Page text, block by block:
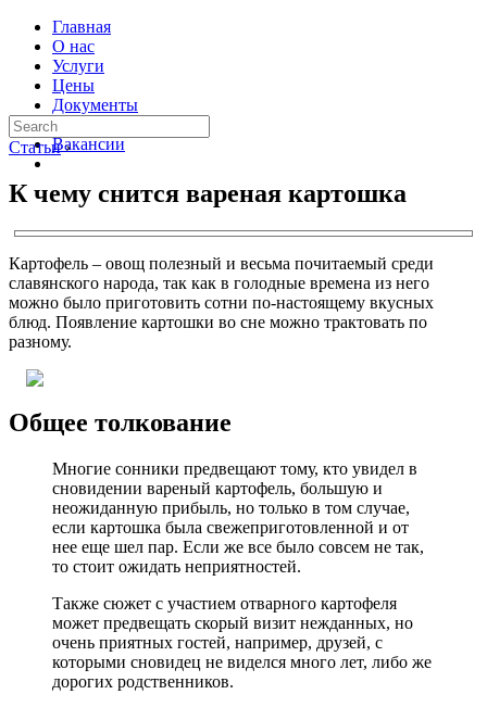
Главная
О нас
Услуги
Цены
Документы
Контакты
Вакансии
Статьи ›
К чему снится вареная картошка
Картофель – овощ полезный и весьма почитаемый среди
славянского народа, так как в голодные времена из него
можно было приготовить сотни по-настоящему вкусных
блюд. Появление картошки во сне можно трактовать по
разному.
Общее толкование
Многие сонники предвещают тому, кто увидел в
сновидении вареный картофель, большую и
неожиданную прибыль, но только в том случае,
если картошка была свежеприготовленной и от
нее еще шел пар. Если же все было совсем не так,
то стоит ожидать неприятностей.
Также сюжет с участием отварного картофеля
может предвещать скорый визит нежданных, но
очень приятных гостей, например, друзей, с
которыми сновидец не виделся много лет, либо же
дорогих родственников.